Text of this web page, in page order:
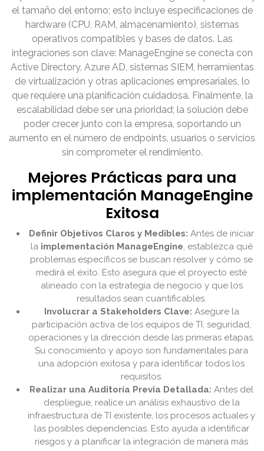
el tamaño del entorno; esto incluye especificaciones de
hardware (CPU, RAM, almacenamiento), sistemas
operativos compatibles y bases de datos. Las
integraciones son clave: ManageEngine se conecta con
Active Directory, Azure AD, sistemas SIEM, herramientas
de virtualización y otras aplicaciones empresariales, lo
que requiere una planificación cuidadosa. Finalmente, la
escalabilidad debe ser una prioridad; la solución debe
poder crecer junto con la empresa, soportando un
aumento en el número de endpoints, usuarios o servicios
sin comprometer el rendimiento.
Mejores Prácticas para una
implementación ManageEngine
Exitosa
Definir Objetivos Claros y Medibles: Antes de iniciar
la implementación ManageEngine, establezca qué
problemas específicos se buscan resolver y cómo se
medirá el éxito. Esto asegura que el proyecto esté
alineado con la estrategia de negocio y que los
resultados sean cuantificables.
Involucrar a Stakeholders Clave: Asegure la
participación activa de los equipos de TI, seguridad,
operaciones y la dirección desde las primeras etapas.
Su conocimiento y apoyo son fundamentales para
una adopción exitosa y para identificar todos los
requisitos.
Realizar una Auditoría Previa Detallada: Antes del
despliegue, realice un análisis exhaustivo de la
infraestructura de TI existente, los procesos actuales y
las posibles dependencias. Esto ayuda a identificar
riesgos y a planificar la integración de manera más